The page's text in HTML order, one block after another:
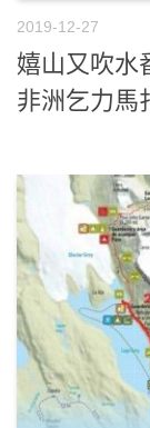
2019-12-27
嬉山又吹水
非洲乞力馬